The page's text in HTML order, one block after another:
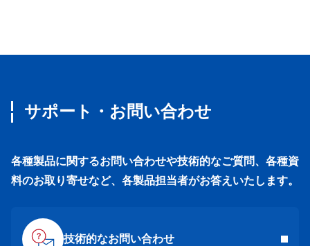
サポート・お問い合わせ
各種製品に関するお問い合わせや技術的なご質問、各種資
料のお取り寄せなど、各製品担当者がお答えいたします。
技術的なお問い合わせ